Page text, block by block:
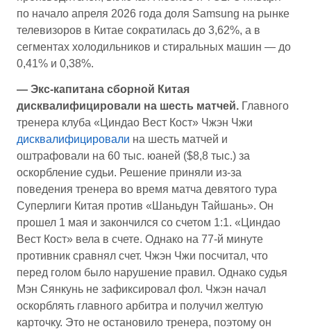
по начало апреля 2026 года доля Samsung на рынке
телевизоров в Китае сократилась до 3,62%, а в
сегментах холодильников и стиральных машин — до
0,41% и 0,38%.
— Экс-капитана сборной Китая
дисквалифицировали на шесть матчей. Главного
тренера клуба «Циндао Вест Кост» Чжэн Чжи
дисквалифицировали на шесть матчей и
оштрафовали на 60 тыс. юаней ($8,8 тыс.) за
оскорбление судьи. Решение приняли из-за
поведения тренера во время матча девятого тура
Суперлиги Китая против «Шаньдун Тайшань». Он
прошел 1 мая и закончился со счетом 1:1. «Циндао
Вест Кост» вела в счете. Однако на 77-й минуте
противник сравнял счет. Чжэн Чжи посчитал, что
перед голом было нарушение правил. Однако судья
Мэн Сянкунь не зафиксировал фол. Чжэн начал
оскорблять главного арбитра и получил желтую
карточку. Это не остановило тренера, поэтому он